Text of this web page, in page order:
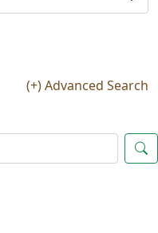
(+) Advanced Search